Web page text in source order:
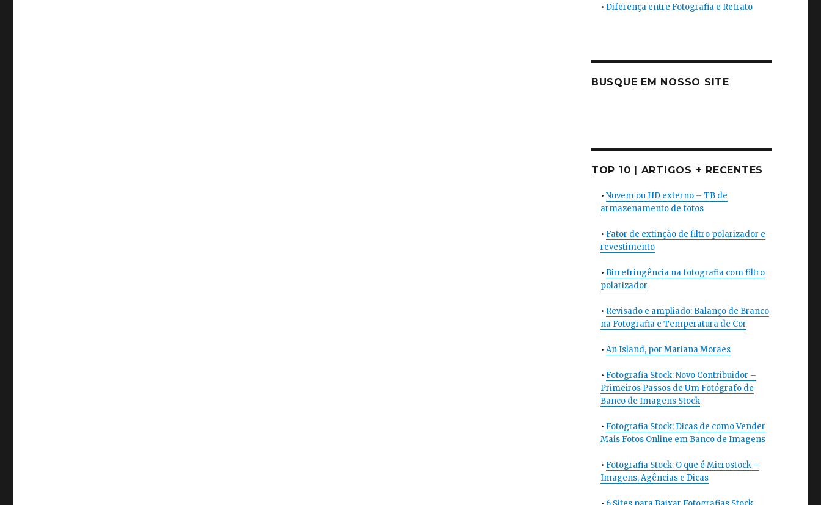
• Diferença entre Fotografia e Retrato
BUSQUE EM NOSSO SITE
TOP 10 | ARTIGOS + RECENTES
• Nuvem ou HD externo – TB de
armazenamento de fotos
• Fator de extinção de filtro polarizador e
revestimento
• Birrefringência na fotografia com filtro
polarizador
• Revisado e ampliado: Balanço de Branco
na Fotografia e Temperatura de Cor
• An Island, por Mariana Moraes
• Fotografia Stock: Novo Contribuidor –
Primeiros Passos de Um Fotógrafo de
Banco de Imagens Stock
• Fotografia Stock: Dicas de como Vender
Mais Fotos Online em Banco de Imagens
• Fotografia Stock: O que é Microstock –
Imagens, Agências e Dicas